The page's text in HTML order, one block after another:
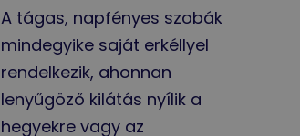
A tágas, napfényes szobák
mindegyike saját erkéllyel
rendelkezik, ahonnan
lenyűgöző kilátás nyílik a
hegyekre vagy az